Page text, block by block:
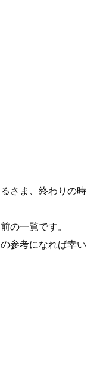
さま、終わりの時
の一覧です。
参考になれば幸い